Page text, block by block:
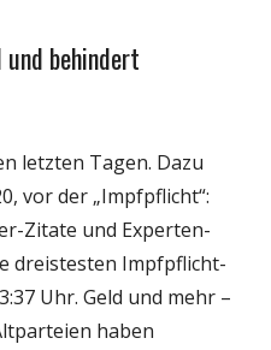
behindert
letzten Tagen. Dazu
vor der „Impfpflicht“:
Zitate und Experten-
dreistesten Impfpflicht-
Uhr. Geld und mehr –
haben